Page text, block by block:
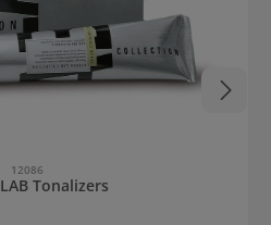
12086
Tonalizers